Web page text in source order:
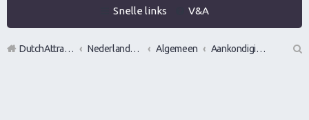
Snelle links V&A
DutchAttraction.nl Nederlands grootste Dutch Attraction, Lifestyle, Vrouwen versieren en Pick-Up (PUA) Forum Algemeen
Aankondigingen, opmerkingen en verzoeken